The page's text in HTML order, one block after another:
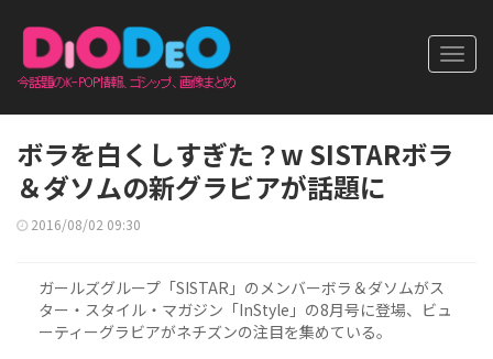
ボラを白くしすぎた？w SISTARボラ
＆ダソムの新グラビアが話題に
2016/08/02 09:30
ガールズグループ「SISTAR」のメンバーボラ＆ダソムがス
ター・スタイル・マガジン「InStyle」の8月号に登場、ビュ
ーティーグラビアがネチズンの注目を集めている。